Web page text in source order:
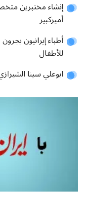
إنشاء مختبرين
أميركبير
أطباء إيرانيون
للأطفال
ابوعلي سينا